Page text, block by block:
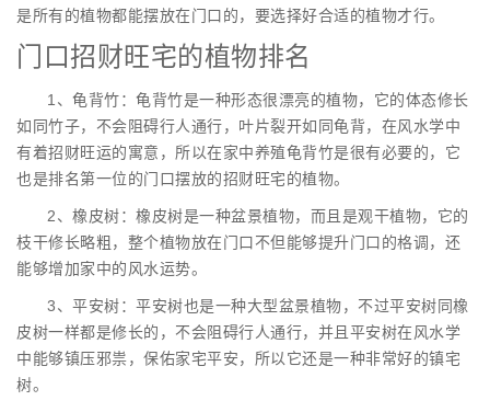
是所有的植物都能摆放在门口的，要选择好合适的植物才行。
门口招财旺宅的植物排名
1、龟背竹：龟背竹是一种形态很漂亮的植物，它的体态修长
如同竹子，不会阻碍行人通行，叶片裂开如同龟背，在风水学中
有着招财旺运的寓意，所以在家中养殖龟背竹是很有必要的，它
也是排名第一位的门口摆放的招财旺宅的植物。
2、橡皮树：橡皮树是一种盆景植物，而且是观干植物，它的
枝干修长略粗，整个植物放在门口不但能够提升门口的格调，还
能够增加家中的风水运势。
3、平安树：平安树也是一种大型盆景植物，不过平安树同橡
皮树一样都是修长的，不会阻碍行人通行，并且平安树在风水学
中能够镇压邪祟，保佑家宅平安，所以它还是一种非常好的镇宅
树。